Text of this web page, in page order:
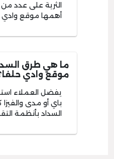
الثرية على عدد من
أهمها موقع وادي
ما هي طرق
موقع وادي
يفضل العملاء
باي أو مدى والفيزا
السداد بأنظمة